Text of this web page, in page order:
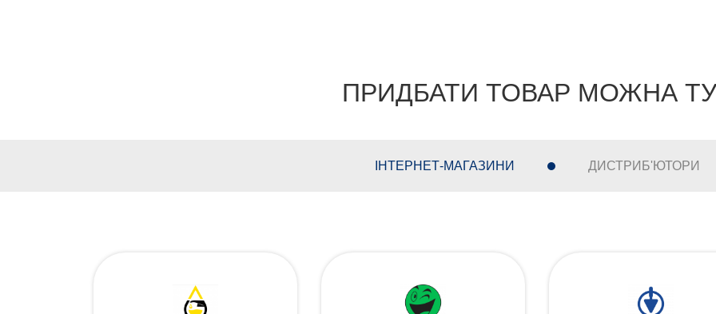
ПРИДБАТИ ТОВАР МОЖНА
ІНТЕРНЕТ-МАГАЗИНИ ДИСТРИБ'ЮТОРИ